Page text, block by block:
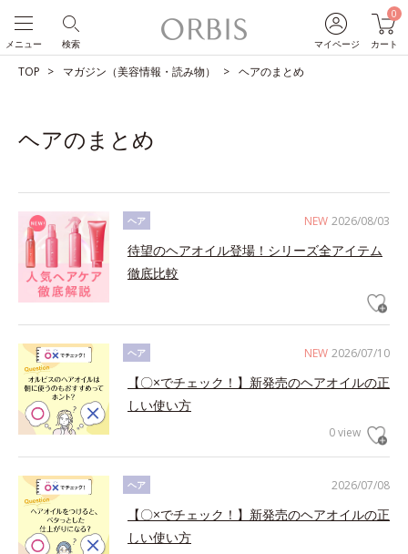
マイページ
0
カート
検索
メニュー
TOP マガジン（美容情報・読み物） ヘアのまとめ
ヘアのまとめ
NEW 2026/08/03
ヘア
待望のヘアオイル登場！シリーズ全アイテム
徹底比較
NEW 2026/07/10
ヘア
【〇×でチェック！】新発売のヘアオイルの正
しい使い方
0 view
2026/07/08
ヘア
【〇×でチェック！】新発売のヘアオイルの正
しい使い方